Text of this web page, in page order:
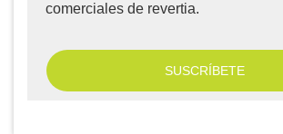
comerciales de revertia.